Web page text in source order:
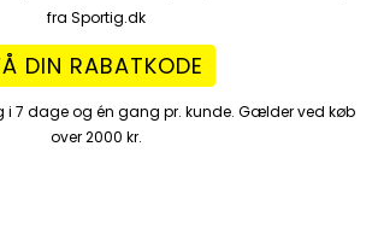
fra Sportig.dk
DIN RABATKODE
i 7 dage og én gang pr. kunde. Gælder ved køb
over 2000 kr.